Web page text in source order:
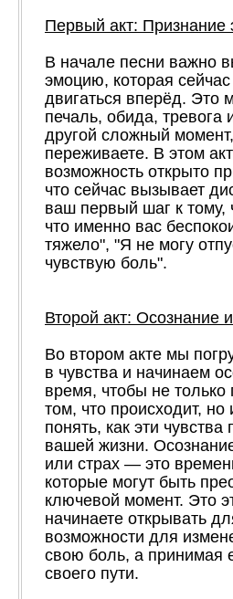
Первый акт: Признание
В начале песни важно
эмоцию, которая
двигаться вперёд. Это
печаль, обида, тревога
другой сложный
переживаете. В этом
возможность открыто
что сейчас вызывает
ваш первый шаг к тому,
что именно вас
тяжело", "Я не могу
чувствую боль".
Второй акт: Осознание
Во втором акте мы
в чувства и начинаем
время, чтобы не только
том, что происходит, но
понять, как эти
вашей жизни.
или страх — это
которые могут быть
ключевой момент. Это
начинаете открывать
возможности для
свою боль, а принимая
своего пути.